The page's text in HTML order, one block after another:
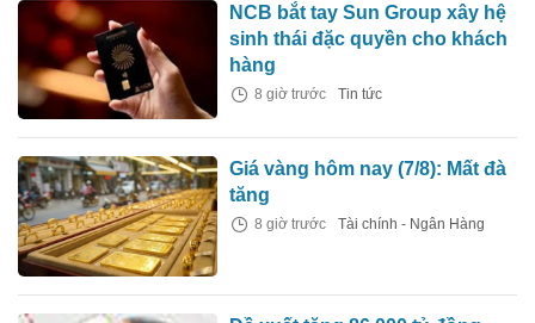
NCB bắt tay Sun Group xây hệ
sinh thái đặc quyền cho khách
hàng
8 giờ trước Tin tức
Giá vàng hôm nay (7/8): Mất đà
tăng
8 giờ trước Tài chính - Ngân Hàng